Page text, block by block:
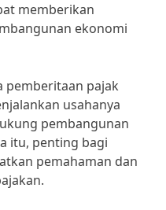
memberikan
ekonomi
pemberitaan pajak
usahanya
pembangunan
itu, penting bagi
pemahaman dan